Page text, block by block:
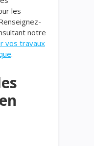
les
notre
vos travaux
.